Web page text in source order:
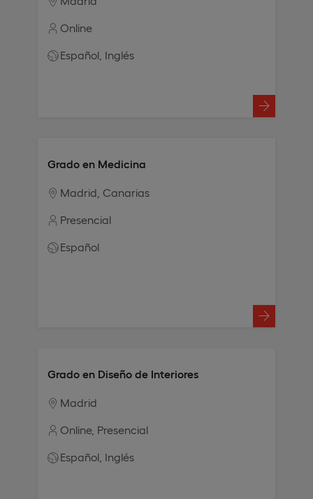
Online
Español Inglés
Grado en Medicina
Madrid Canarias
Presencial
Español
Grado en Diseño de Interiores
Madrid
Online Presencial
Español Inglés